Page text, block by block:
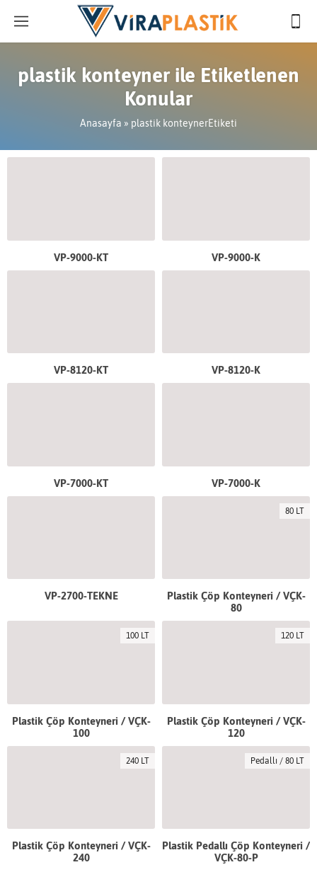
plastik konteyner ile Etiketlenen
Konular
Anasayfa » plastik konteynerEtiketi
VP-9000-KT VP-9000-K
VP-8120-KT VP-8120-K
VP-7000-KT VP-7000-K
VP-2700-TEKNE
80 LT
Plastik Çöp Konteyneri / VÇK-
80
100 LT
Plastik Çöp Konteyneri / VÇK-
100
120 LT
Plastik Çöp Konteyneri / VÇK-
120
240 LT
Plastik Çöp Konteyneri / VÇK-
240
Pedallı / 80 LT
Plastik Pedallı Çöp Konteyneri /
VÇK-80-P